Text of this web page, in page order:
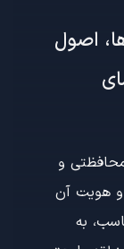
اصول
و
و هویت آن
به